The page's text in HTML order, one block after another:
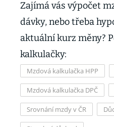
Zajímá vás výpočet
dávky, nebo třeba
aktuální kurz měny?
kalkulačky:
Mzdová kalkulačka HPP
Mzdová kalkulačka DPČ
Srovnání mzdy v ČR